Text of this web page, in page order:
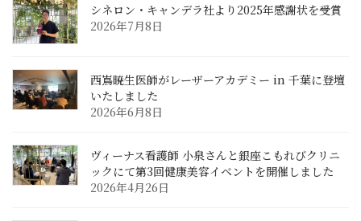
シネロン・キャンデラ社より2025年感謝状を受賞
2026年7月8日
西嶌暁生医師がレーザーアカデミー in 千葉に登壇
いたしました
2026年6月8日
ヴィーナス看護師 小泉さんと銀座こもれびクリニ
ックにて第3回健康美容イベントを開催しました
2026年4月26日